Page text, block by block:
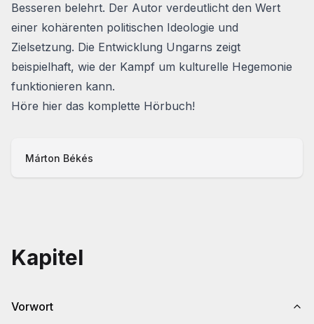
Besseren belehrt. Der Autor verdeutlicht den Wert
einer kohärenten politischen Ideologie und
Zielsetzung. Die Entwicklung Ungarns zeigt
beispielhaft, wie der Kampf um kulturelle Hegemonie
funktionieren kann.
Höre hier das komplette Hörbuch!
Márton Békés
Kapitel
Vorwort